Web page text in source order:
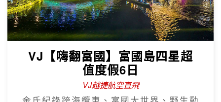
VJ越捷航空直飛
金氏紀錄跨海纜車、富國大世界、野生動
物園、香島自然公園